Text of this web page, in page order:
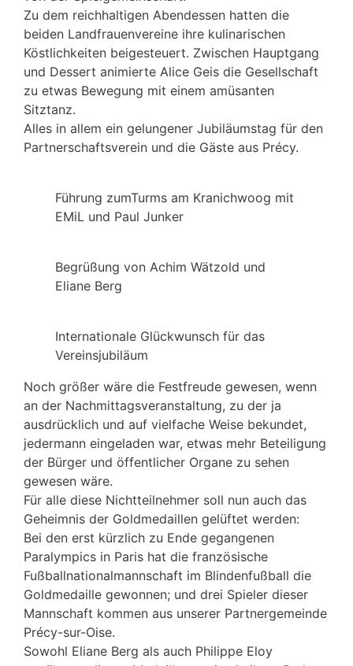
Zu dem reichhaltigen Abendessen hatten die
beiden Landfrauenvereine ihre kulinarischen
Köstlichkeiten beigesteuert. Zwischen Hauptgang
und Dessert animierte Alice Geis die Gesellschaft
zu etwas Bewegung mit einem amüsanten
Sitztanz.
Alles in allem ein gelungener Jubiläumstag für den
Partnerschaftsverein und die Gäste aus Précy.
Führung zumTurms am Kranichwoog mit
EMiL und Paul Junker
Begrüßung von Achim Wätzold und
Eliane Berg
Internationale Glückwunsch für das
Vereinsjubiläum
Noch größer wäre die Festfreude gewesen, wenn
an der Nachmittagsveranstaltung, zu der ja
ausdrücklich und auf vielfache Weise bekundet,
jedermann eingeladen war, etwas mehr Beteiligung
der Bürger und öffentlicher Organe zu sehen
gewesen wäre.
Für alle diese Nichtteilnehmer soll nun auch das
Geheimnis der Goldmedaillen gelüftet werden:
Bei den erst kürzlich zu Ende gegangenen
Paralympics in Paris hat die französische
Fußballnationalmannschaft im Blindenfußball die
Goldmedaille gewonnen; und drei Spieler dieser
Mannschaft kommen aus unserer Partnergemeinde
Précy-sur-Oise.
Sowohl Eliane Berg als auch Philippe Eloy